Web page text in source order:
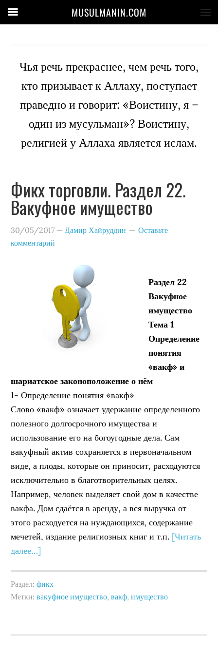
Чья речь прекраснее, чем речь того,
кто призывает к Аллаху, поступает
праведно и говорит: «Воистину, я –
один из мусульман»? Воистину,
религией у Аллаха является ислам.
Фикх торговли. Раздел 22.
Вакуфное имущество
30/05/2017 —Дамир Хайруддин
Оставьте
комментарий
Раздел 22
Вакуфное
имущество
Тема 1
Определение
понятия
«вакф» и
шариатское законоположение о нём
1- Определение понятия «вакф»
Слово «вакф» означает удержание определенного
полезного долгосрочного имущества и
использование его на богоугодные дела. Сам
вакуфный актив сохраняется в первоначальном
виде, а плоды, которые он приносит, расходуются
исключительно в благотворительных целях.
Например, человек выделяет свой дом в качестве
вакфа. Дом сдаётся в аренду, а вся выручка от
этого расходуется на нуждающихся, содержание
мечетей, издание религиозных книг и т.п. [Читать
далее…]
Раздел:фикх
Метки:вакуфное имущество,вакф,имущество
MUSULMANIN.COM